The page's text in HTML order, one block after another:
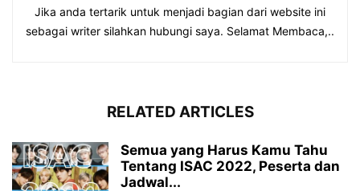
Jika anda tertarik untuk menjadi bagian dari website ini
sebagai writer silahkan hubungi saya. Selamat Membaca,..
RELATED ARTICLES
Semua yang Harus Kamu Tahu
Tentang ISAC 2022, Peserta dan
Jadwal...